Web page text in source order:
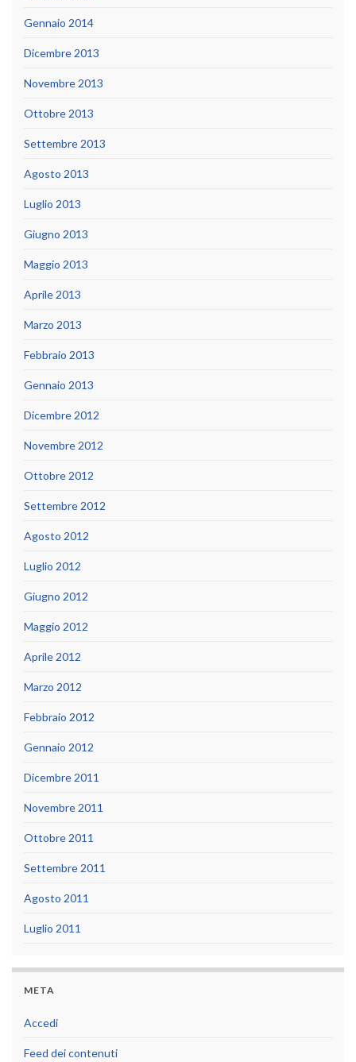
Gennaio 2014
Dicembre 2013
Novembre 2013
Ottobre 2013
Settembre 2013
Agosto 2013
Luglio 2013
Giugno 2013
Maggio 2013
Aprile 2013
Marzo 2013
Febbraio 2013
Gennaio 2013
Dicembre 2012
Novembre 2012
Ottobre 2012
Settembre 2012
Agosto 2012
Luglio 2012
Giugno 2012
Maggio 2012
Aprile 2012
Marzo 2012
Febbraio 2012
Gennaio 2012
Dicembre 2011
Novembre 2011
Ottobre 2011
Settembre 2011
Agosto 2011
Luglio 2011
META
Accedi
Feed dei contenuti